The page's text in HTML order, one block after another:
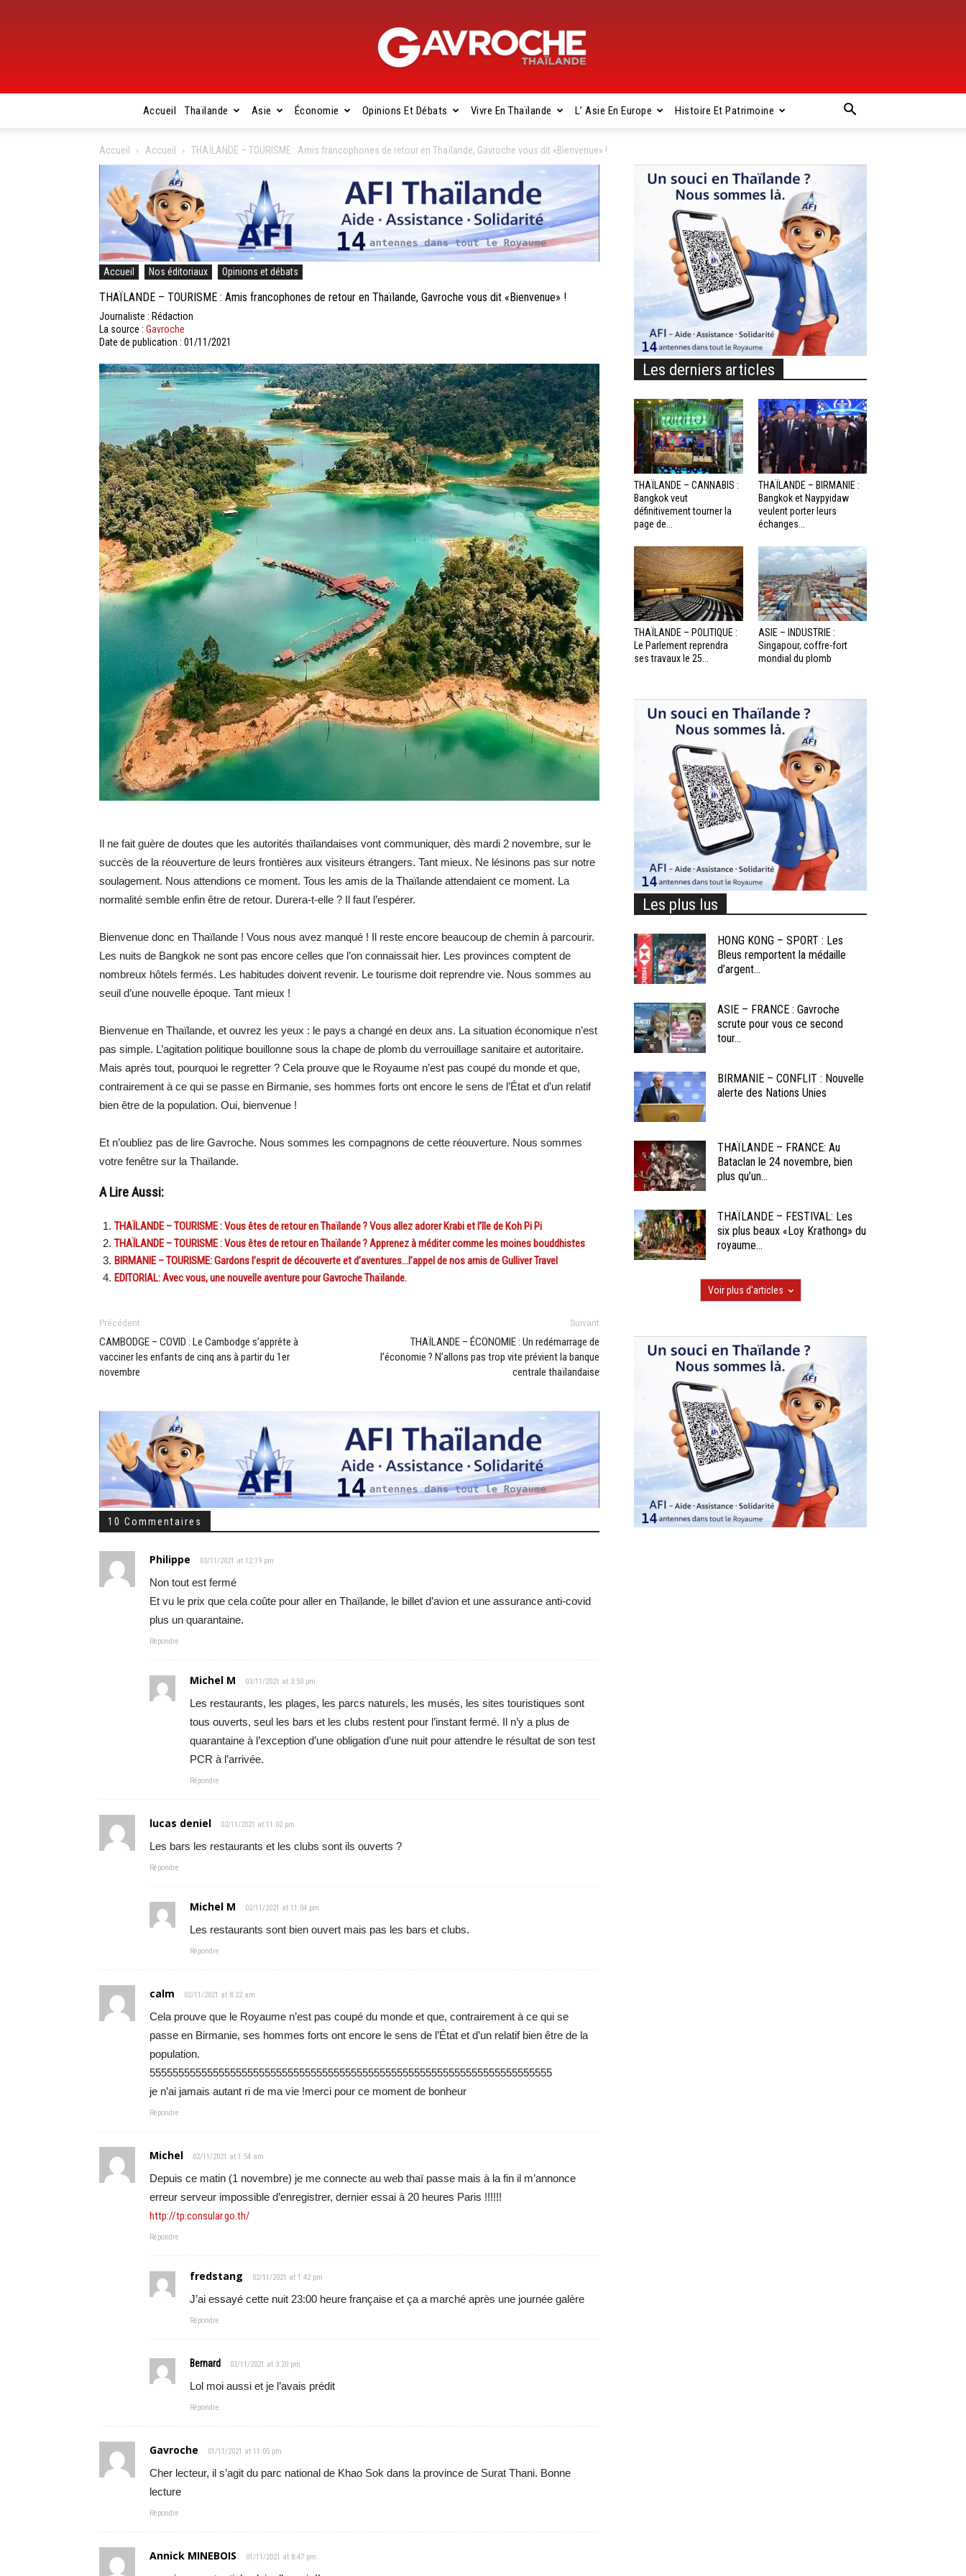
Gavroche
Thaïlande
Accueil Thaïlande Asie Économie Opinions Et Débats Vivre En Thaïlande L’ Asie En Europe Histoire Et Patrimoine
Accueil Accueil THAÏLANDE – TOURISME : Amis francophones de retour en Thaïlande, Gavroche vous dit «Bienvenue» !
Accueil Nos éditoriaux Opinions et débats
THAÏLANDE – TOURISME : Amis francophones de retour en Thaïlande, Gavroche vous dit «Bienvenue» !
Journaliste : Rédaction
La source : Gavroche
Date de publication : 01/11/2021
Il ne fait guère de doutes que les autorités thaïlandaises vont communiquer, dès mardi 2 novembre, sur le
succès de la réouverture de leurs frontières aux visiteurs étrangers. Tant mieux. Ne lésinons pas sur notre
soulagement. Nous attendions ce moment. Tous les amis de la Thaïlande attendaient ce moment. La
normalité semble enfin être de retour. Durera-t-elle ? Il faut l’espérer.
Bienvenue donc en Thaïlande ! Vous nous avez manqué ! Il reste encore beaucoup de chemin à parcourir.
Les nuits de Bangkok ne sont pas encore celles que l’on connaissait hier. Les provinces comptent de
nombreux hôtels fermés. Les habitudes doivent revenir. Le tourisme doit reprendre vie. Nous sommes au
seuil d’une nouvelle époque. Tant mieux !
Bienvenue en Thaïlande, et ouvrez les yeux : le pays a changé en deux ans. La situation économique n’est
pas simple. L’agitation politique bouillonne sous la chape de plomb du verrouillage sanitaire et autoritaire.
Mais après tout, pourquoi le regretter ? Cela prouve que le Royaume n’est pas coupé du monde et que,
contrairement à ce qui se passe en Birmanie, ses hommes forts ont encore le sens de l’État et d’un relatif
bien être de la population. Oui, bienvenue !
Et n’oubliez pas de lire Gavroche. Nous sommes les compagnons de cette réouverture. Nous sommes
votre fenêtre sur la Thaïlande.
A Lire Aussi:
THAÏLANDE – TOURISME : Vous êtes de retour en Thaïlande ? Vous allez adorer Krabi et l’île de Koh Pi Pi
THAÏLANDE – TOURISME : Vous êtes de retour en Thaïlande ? Apprenez à méditer comme les moines bouddhistes
BIRMANIE – TOURISME: Gardons l’esprit de découverte et d’aventures…l’appel de nos amis de Gulliver Travel
EDITORIAL: Avec vous, une nouvelle aventure pour Gavroche Thaïlande.
Précédent
CAMBODGE – COVID : Le Cambodge s’apprête à
vacciner les enfants de cinq ans à partir du 1er
novembre
Suivant
THAÏLANDE – ÉCONOMIE : Un redémarrage de
l’économie ? N’allons pas trop vite prévient la banque
centrale thaïlandaise
10 Commentaires
Philippe 03/11/2021 at 12:19 pm
Non tout est fermé
Et vu le prix que cela coûte pour aller en Thaïlande, le billet d’avion et une assurance anti-covid
plus un quarantaine.
Répondre
Michel M 03/11/2021 at 3:50 pm
Les restaurants, les plages, les parcs naturels, les musés, les sites touristiques sont
tous ouverts, seul les bars et les clubs restent pour l’instant fermé. Il n’y a plus de
quarantaine à l’exception d’une obligation d’une nuit pour attendre le résultat de son test
PCR à l’arrivée.
Répondre
lucas deniel 02/11/2021 at 11:02 pm
Les bars les restaurants et les clubs sont ils ouverts ?
Répondre
Michel M 02/11/2021 at 11:04 pm
Les restaurants sont bien ouvert mais pas les bars et clubs.
Répondre
calm 02/11/2021 at 8:22 am
Cela prouve que le Royaume n’est pas coupé du monde et que, contrairement à ce qui se
passe en Birmanie, ses hommes forts ont encore le sens de l’État et d’un relatif bien être de la
population.
5555555555555555555555555555555555555555555555555555555555555555555555
je n’ai jamais autant ri de ma vie !merci pour ce moment de bonheur
Répondre
Michel 02/11/2021 at 1:54 am
Depuis ce matin (1 novembre) je me connecte au web thaï passe mais à la fin il m’annonce
erreur serveur impossible d’enregistrer, dernier essai à 20 heures Paris !!!!!!
http://tp.consular.go.th/
Répondre
fredstang 02/11/2021 at 1:42 pm
J’ai essayé cette nuit 23:00 heure française et ça a marché après une journée galère
Répondre
Bernard 02/11/2021 at 3:20 pm
Lol moi aussi et je l’avais prédit
Répondre
Gavroche 01/11/2021 at 11:05 pm
Cher lecteur, il s’agit du parc national de Khao Sok dans la province de Surat Thani. Bonne
lecture
Répondre
Annick MINEBOIS 01/11/2021 at 8:47 pm
Les derniers articles
THAÏLANDE – CANNABIS :
Bangkok veut
définitivement tourner la
page de...
THAÏLANDE – BIRMANIE :
Bangkok et Naypyidaw
veulent porter leurs
échanges...
THAÏLANDE – POLITIQUE :
Le Parlement reprendra
ses travaux le 25...
ASIE – INDUSTRIE :
Singapour, coffre-fort
mondial du plomb
Les plus lus
HONG KONG – SPORT : Les
Bleus remportent la médaille
d’argent...
ASIE – FRANCE : Gavroche
scrute pour vous ce second
tour...
BIRMANIE – CONFLIT : Nouvelle
alerte des Nations Unies
THAÏLANDE – FRANCE: Au
Bataclan le 24 novembre, bien
plus qu’un...
THAÏLANDE – FESTIVAL: Les
six plus beaux «Loy Krathong» du
royaume...
Voir plus d'articles